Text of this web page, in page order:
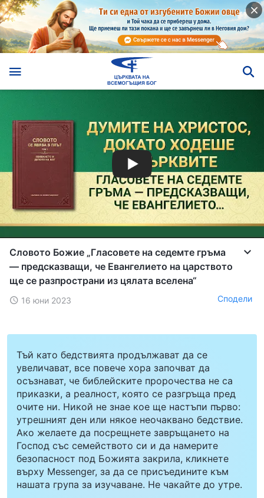
Словото Божие „Гласовете на седемте гръма
— предсказващи, че Евангелието на царството
ще се разпространи из цялата вселена“
16 юни 2023 Сподели
Тъй като бедствията продължават да се
увеличават, все повече хора започват да
осъзнават, че библейските пророчества не са
приказки, а реалност, която се разгръща пред
очите ни. Никой не знае кое ще настъпи първо:
утрешният ден или някое неочаквано бедствие.
Ако желаете да посрещнете завръщането на
Господ със семейството си и да намерите
безопасност под Божията закрила, кликнете
върху Messenger, за да се присъедините към
нашата група за изучаване. Не чакайте до утре.